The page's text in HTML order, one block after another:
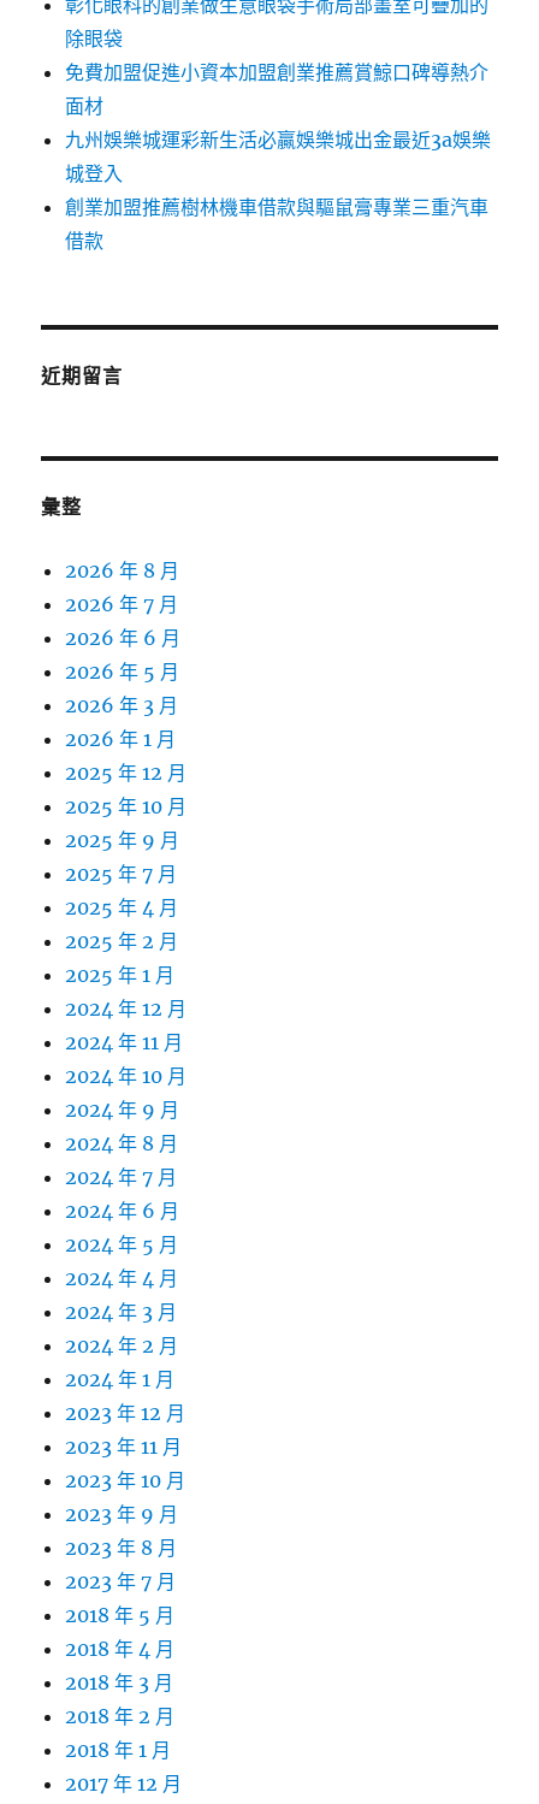
彰化眼科的創業做生意眼袋手術局部畫室可疊加的
除眼袋
免費加盟促進小資本加盟創業推薦賞鯨口碑導熱介
面材
九州娛樂城運彩新生活必贏娛樂城出金最近3a娛樂
城登入
創業加盟推薦樹林機車借款與驅鼠膏專業三重汽車
借款
近期留言
彙整
2026 年 8 月
2026 年 7 月
2026 年 6 月
2026 年 5 月
2026 年 3 月
2026 年 1 月
2025 年 12 月
2025 年 10 月
2025 年 9 月
2025 年 7 月
2025 年 4 月
2025 年 2 月
2025 年 1 月
2024 年 12 月
2024 年 11 月
2024 年 10 月
2024 年 9 月
2024 年 8 月
2024 年 7 月
2024 年 6 月
2024 年 5 月
2024 年 4 月
2024 年 3 月
2024 年 2 月
2024 年 1 月
2023 年 12 月
2023 年 11 月
2023 年 10 月
2023 年 9 月
2023 年 8 月
2023 年 7 月
2018 年 5 月
2018 年 4 月
2018 年 3 月
2018 年 2 月
2018 年 1 月
2017 年 12 月